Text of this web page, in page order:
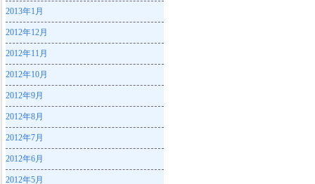
2013年1月
2012年12月
2012年11月
2012年10月
2012年9月
2012年8月
2012年7月
2012年6月
2012年5月